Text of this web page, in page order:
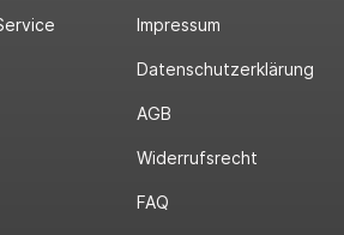
Impressum
Datenschutzerklärung
AGB
Widerrufsrecht
FAQ